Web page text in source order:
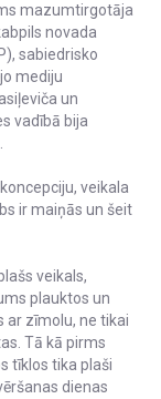
mazumtirgotāja
novada
sabiedrisko
mediju
un
vadībā bija
veikala
ir maiņās un šeit
veikals,
plauktos un
ar zīmolu, ne tikai
Tā kā pirms
tīklos tika plaši
dienas